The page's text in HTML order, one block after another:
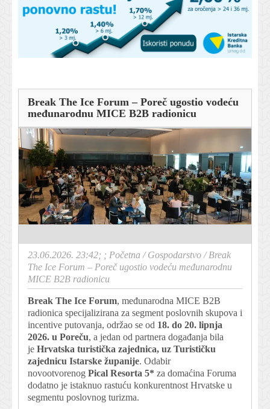
Break The Ice Forum – Poreč ugostio vodeću
međunarodnu MICE B2B radionicu
23.06.2026. 23:42; ; Početna /Gospodarstvo /Break
The Ice Forum – Poreč ugostio vodeću međunarodnu
MICE B2B radionicu
Break The Ice Forum, međunarodna MICE B2B
radionica specijalizirana za segment poslovnih skupova i
incentive putovanja, održao se od 18. do 20. lipnja
2026. u Poreču, a jedan od partnera događanja bila
je Hrvatska turistička zajednica, uz Turističku
zajednicu Istarske županije. Odabir
novootvorenog Pical Resorta 5* za domaćina Foruma
dodatno je istaknuo rastuću konkurentnost Hrvatske u
segmentu poslovnog turizma.